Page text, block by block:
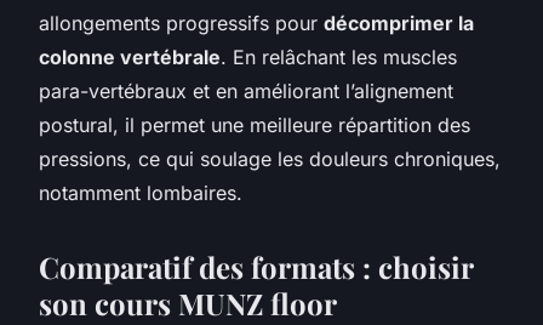
allongements progressifs pour décomprimer la
colonne vertébrale. En relâchant les muscles
para-vertébraux et en améliorant l’alignement
postural, il permet une meilleure répartition des
pressions, ce qui soulage les douleurs chroniques,
notamment lombaires.
Comparatif des formats : choisir
son cours MUNZ floor